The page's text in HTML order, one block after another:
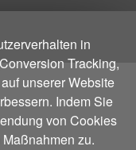
in
Tracking,
unserer Website
Indem Sie
von Cookies
zu.